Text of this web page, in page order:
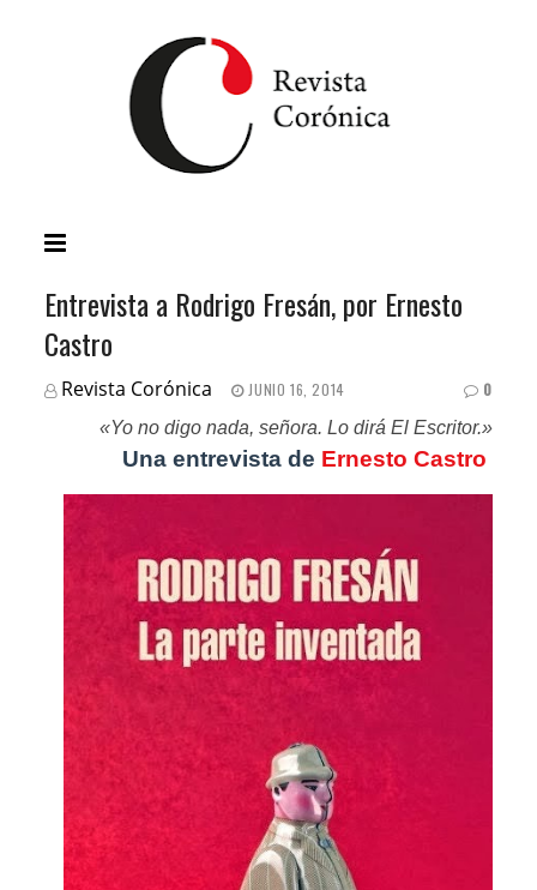
Entrevista a Rodrigo Fresán, por Ernesto
Castro
Revista Corónica JUNIO 16, 2014
0
«Yo no digo nada, señora. Lo dirá El Escritor.»
Una entrevista de Ernesto Castro